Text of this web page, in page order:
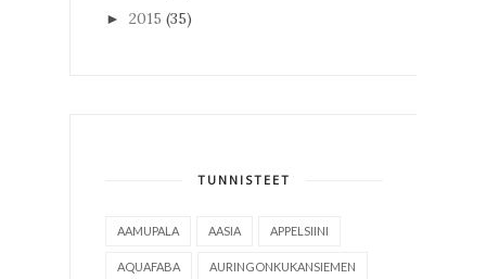
► 2015 (35)
TUNNISTEET
AAMUPALA AASIA APPELSIINI
AQUAFABA AURINGONKUKANSIEMEN